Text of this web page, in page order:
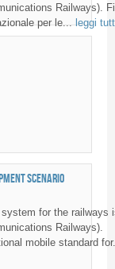
Railways).
per le...leggi
scenario
for the railways
Railways).
mobile standard